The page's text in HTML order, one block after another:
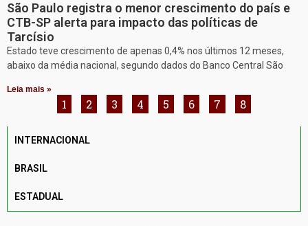
São Paulo registra o menor crescimento do país e
CTB-SP alerta para impacto das políticas de
Tarcísio
Estado teve crescimento de apenas 0,4% nos últimos 12 meses,
abaixo da média nacional, segundo dados do Banco Central São
Leia mais »
1 2 3 4 5 6 7 8
INTERNACIONAL
BRASIL
ESTADUAL